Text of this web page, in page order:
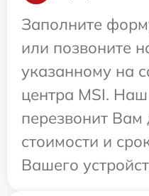
Заполните
или позвоните
указанному на
центра MSI.
перезвонит Вам
стоимости и
Вашего